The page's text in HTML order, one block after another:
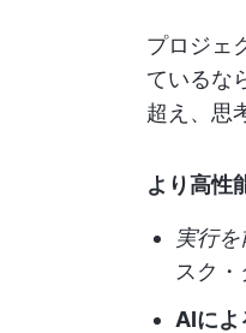
プロジェ
ているな
超え、思
より高性
実行
スク
AIによ